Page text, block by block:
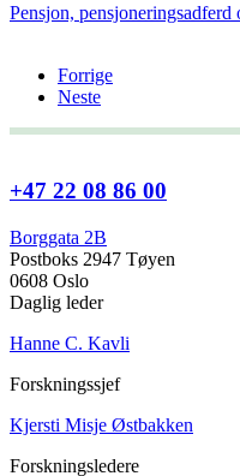
Pensjon,
Forrige
Neste
+47 22 08 86 00
Borggata 2B
Postboks 2947 Tøyen
0608 Oslo
Daglig leder
Hanne C. Kavli
Forskningssjef
Kjersti Misje Østbakken
Forskningsledere